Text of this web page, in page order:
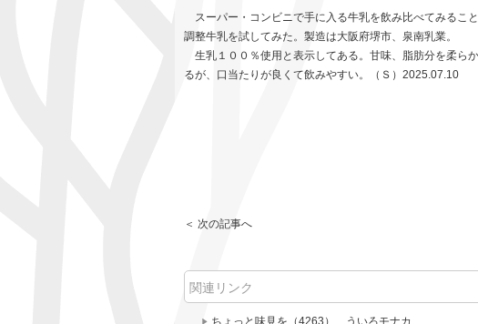
スーパー・コンビニで手に入る牛乳を飲み比べてみるこ
調整牛乳を試してみた。製造は大阪府堺市、泉南乳業。
生乳１００％使用と表示してある。甘味、脂肪分を柔ら
るが、口当たりが良くて飲みやすい。（Ｓ）2025.07.10
＜ 次の記事へ
関連リンク
ちょっと味見を（4263） ういろモナカ